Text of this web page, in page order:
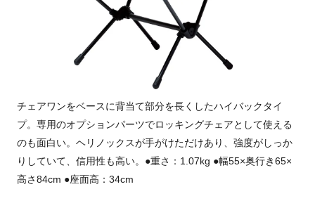
チェアワンをベースに背当て部分を長くしたハイバックタイ
プ。専用のオプションパーツでロッキングチェアとして使える
のも面白い。ヘリノックスが手がけただけあり、強度がしっか
りしていて、信用性も高い。●重さ：1.07kg ●幅55×奥行き65×
高さ84cm ●座面高：34cm